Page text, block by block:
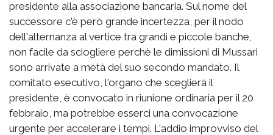
presidente alla associazione bancaria. Sul nome del
successore c'è però grande incertezza, per il nodo
dell'alternanza al vertice tra grandi e piccole banche,
non facile da sciogliere perchè le dimissioni di Mussari
sono arrivate a metà del suo secondo mandato. Il
comitato esecutivo, l'organo che sceglierà il
presidente, è convocato in riunione ordinaria per il 20
febbraio, ma potrebbe esserci una convocazione
urgente per accelerare i tempi. L'addio improvviso del